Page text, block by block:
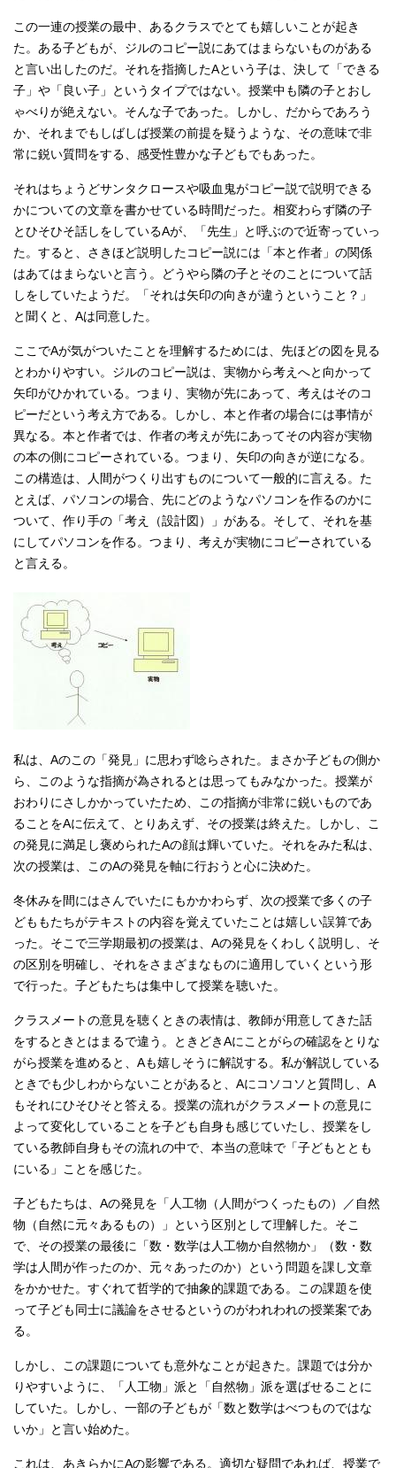
この一連の授業の最中、あるクラスでとても嬉しいことが起き
た。ある子どもが、ジルのコピー説にあてはまらないものがある
と言い出したのだ。それを指摘したAという子は、決して「できる
子」や「良い子」というタイプではない。授業中も隣の子とおし
ゃべりが絶えない。そんな子であった。しかし、だからであろう
か、それまでもしばしば授業の前提を疑うような、その意味で非
常に鋭い質問をする、感受性豊かな子どもでもあった。
それはちょうどサンタクロースや吸血鬼がコピー説で説明できる
かについての文章を書かせている時間だった。相変わらず隣の子
とひそひそ話しをしているAが、「先生」と呼ぶので近寄っていっ
た。すると、さきほど説明したコピー説には「本と作者」の関係
はあてはまらないと言う。どうやら隣の子とそのことについて話
しをしていたようだ。「それは矢印の向きが違うということ？」
と聞くと、Aは同意した。
ここでAが気がついたことを理解するためには、先ほどの図を見る
とわかりやすい。ジルのコピー説は、実物から考えへと向かって
矢印がひかれている。つまり、実物が先にあって、考えはそのコ
ピーだという考え方である。しかし、本と作者の場合には事情が
異なる。本と作者では、作者の考えが先にあってその内容が実物
の本の側にコピーされている。つまり、矢印の向きが逆になる。
この構造は、人間がつくり出すものについて一般的に言える。た
とえば、パソコンの場合、先にどのようなパソコンを作るのかに
ついて、作り手の「考え（設計図）」がある。そして、それを基
にしてパソコンを作る。つまり、考えが実物にコピーされている
と言える。
私は、Aのこの「発見」に思わず唸らされた。まさか子どもの側か
ら、このような指摘が為されるとは思ってもみなかった。授業が
おわりにさしかかっていたため、この指摘が非常に鋭いものであ
ることをAに伝えて、とりあえず、その授業は終えた。しかし、こ
の発見に満足し褒められたAの顔は輝いていた。それをみた私は、
次の授業は、このAの発見を軸に行おうと心に決めた。
冬休みを間にはさんでいたにもかかわらず、次の授業で多くの子
どももたちがテキストの内容を覚えていたことは嬉しい誤算であ
った。そこで三学期最初の授業は、Aの発見をくわしく説明し、そ
の区別を明確し、それをさまざまなものに適用していくという形
で行った。子どもたちは集中して授業を聴いた。
クラスメートの意見を聴くときの表情は、教師が用意してきた話
をするときとはまるで違う。ときどきAにことがらの確認をとりな
がら授業を進めると、Aも嬉しそうに解説する。私が解説している
ときでも少しわからないことがあると、Aにコソコソと質問し、A
もそれにひそひそと答える。授業の流れがクラスメートの意見に
よって変化していることを子ども自身も感じていたし、授業をし
ている教師自身もその流れの中で、本当の意味で「子どもととも
にいる」ことを感じた。
子どもたちは、Aの発見を「人工物（人間がつくったもの）／自然
物（自然に元々あるもの）」という区別として理解した。そこ
で、その授業の最後に「数・数学は人工物か自然物か」（数・数
学は人間が作ったのか、元々あったのか）という問題を課し文章
をかかせた。すぐれて哲学的で抽象的課題である。この課題を使
って子ども同士に議論をさせるというのがわれわれの授業案であ
る。
しかし、この課題についても意外なことが起きた。課題では分か
りやすいように、「人工物」派と「自然物」派を選ばせることに
していた。しかし、一部の子どもが「数と数学はべつものではな
いか」と言い始めた。
これは、あきらかにAの影響である。適切な疑問であれば、授業で